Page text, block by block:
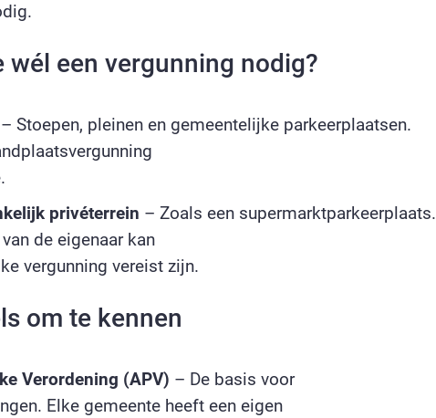
wél een vergunning nodig?
– Stoepen, pleinen en gemeentelijke parkeerplaatsen.
privéterrein – Zoals een supermarktparkeerplaats.
de eigenaar kan
vergunning vereist zijn.
om te kennen
Verordening (APV) – De basis voor
Elke gemeente heeft een eigen